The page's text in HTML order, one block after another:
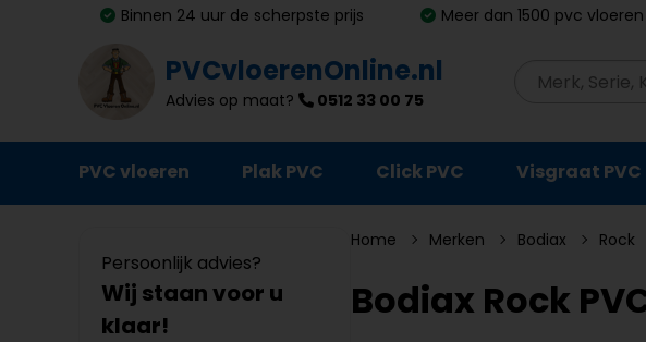
Binnen 24 uur de scherpste prijs Meer dan 1500 pvc vloeren
PVCvloerenOnline.nl
Advies op maat? 0512 33 00 75
PVC vloeren Plak PVC Click PVC Visgraat PVC
Plinten
Deurmatten
Persoonlijk advies?
Wij staan voor u
klaar!
Home Merken Bodiax Rock
Bodiax Rock